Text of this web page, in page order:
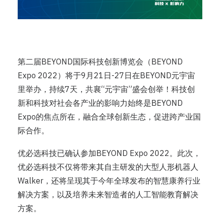
第二届BEYOND国际科技创新博览会（BEYOND
Expo 2022）将于9月21日-27日在BEYOND元宇宙
里举办，持续7天，共襄“元宇宙”盛会创举！科技创
新和科技对社会各产业的影响力始终是BEYOND
Expo的焦点所在，融合全球创新生态，促进跨产业国
际合作。
优必选科技已确认参加BEYOND Expo 2022。此次，
优必选科技不仅将带来其自主研发的大型人形机器人
Walker，还将呈现其于今年全球发布的智慧康养行业
解决方案，以及培养未来智造者的人工智能教育解决
方案。